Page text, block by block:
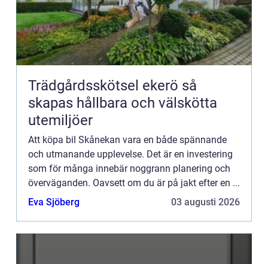
Trädgårdsskötsel ekerö så
skapas hållbara och välskötta
utemiljöer
Att köpa bil Skånekan vara en både spännande
och utmanande upplevelse. Det är en investering
som för många innebär noggrann planering och
överväganden. Oavsett om du är på jakt efter en ...
Eva Sjöberg
03 augusti 2026